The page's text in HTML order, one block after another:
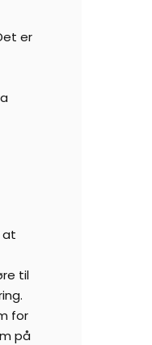
er
at
til
for
på